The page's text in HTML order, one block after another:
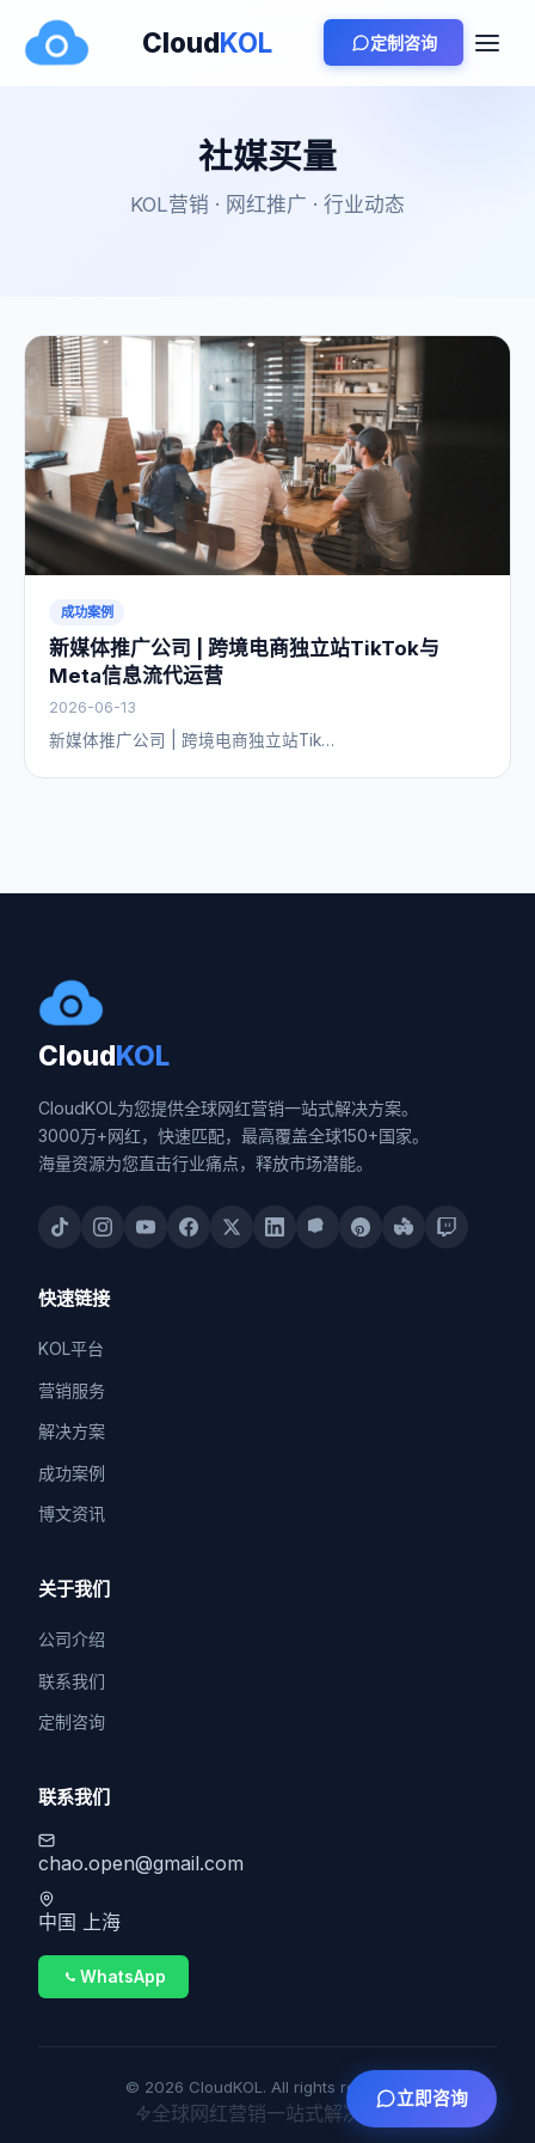
CloudKOL 定制咨询
社媒买量
KOL营销 · 网红推广 · 行业动态
成功案例
新媒体推广公司 | 跨境电商独立站TikTok与
Meta信息流代运营
2026-06-13
新媒体推广公司 | 跨境电商独立站Tik…
CloudKOL
CloudKOL为您提供全球网红营销一站式解决方案。
3000万+网红，快速匹配，最高覆盖全球150+国家。
海量资源为您直击行业痛点，释放市场潜能。
快速链接
KOL平台
营销服务
解决方案
成功案例
博文资讯
关于我们
公司介绍
联系我们
定制咨询
联系我们
chao.open@gmail.com
中国 上海
WhatsApp
© 2026 CloudKOL. All rights reserved.
全球网红营销一站式解决方案
立即咨询